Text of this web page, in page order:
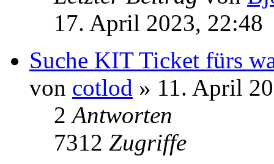
17. April 2023, 22:48
Suche KIT Ticket fürs
von cotlod » 11. April
2Antworten
7312 Zugriffe